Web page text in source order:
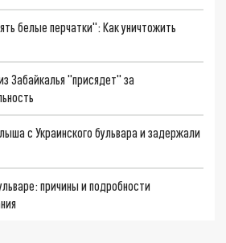
белые перчатки": Как уничтожить
Забайкалья "присядет" за
с Украинского бульвара и задержали
причины и подробности